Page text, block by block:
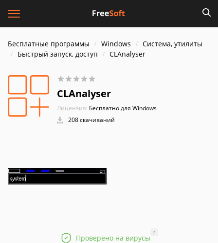
Бесплатные программы Windows
Система, утилиты
Быстрый запуск, доступ
CLAnalyser
CLAnalyser
Лицензия: Бесплатно для Windows
208 скачиваний
Проверено на вирусы
?